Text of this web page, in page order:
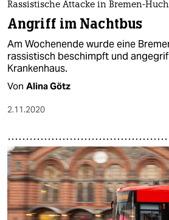
Rassistische Attacke in Bremen-
Angriff im Nachtbus
Am Wochenende wurde eine
rassistisch beschimpft und
Krankenhaus.
Von Alina Götz
2.11.2020